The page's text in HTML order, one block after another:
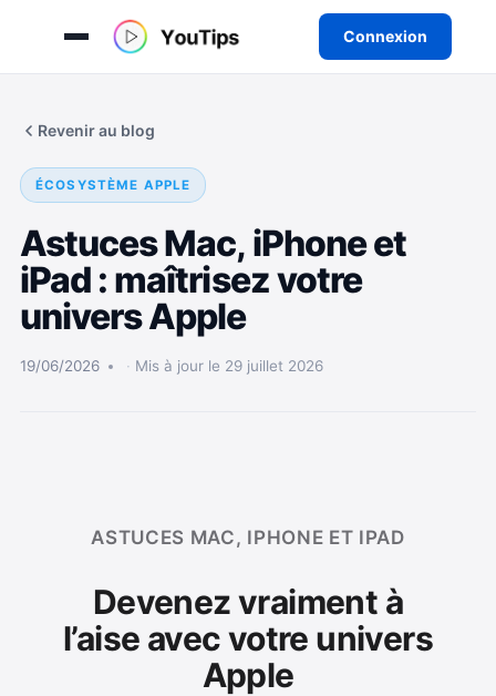
Connexion
Revenir au blog
ÉCOSYSTÈME APPLE
Astuces Mac, iPhone et
iPad : maîtrisez votre
univers Apple
19/06/2026 Mis à jour le 29 juillet 2026
ASTUCES MAC, IPHONE ET IPAD
Devenez vraiment à
l’aise avec votre univers
Apple